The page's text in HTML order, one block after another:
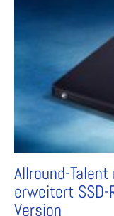
Allround-
erweitert SSD-
Version